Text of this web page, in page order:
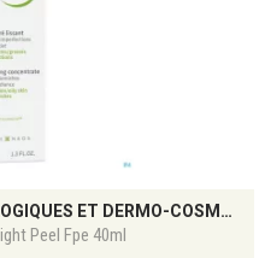
BIODERMA : SOINS DERMATOLOGIQUES ET DERMO-COSMÉTIQUES POUR TOUS LES TYPES DE PEAU
Peel Fpe 40ml